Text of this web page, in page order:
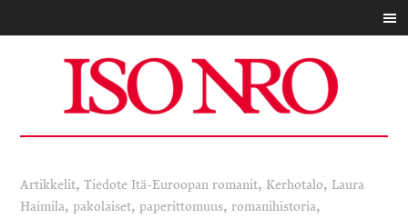
Artikkelit,Tiedote Itä-Euroopan romanit, Kerhotalo, Laura
Haimila,pakolaiset,paperittomuus,romanihistoria,